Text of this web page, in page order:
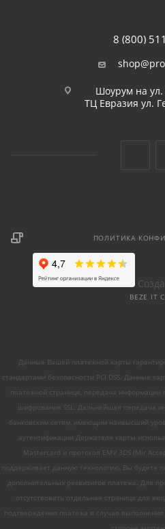
8 (800)
Шоурум на
ТЦ Евразия ул.
ПОЛИТИКА
BEZE IT
Данные Вашей платежной карты
стандартами безопасности PCI DSS. Данные
платежной странице, передача информации
шифрования SSL. Дальнейшая передача
банковским сетям, имеющим наивысший
аутентификации Держателя карты
Mastercard и протокол EMV 3DS (Mir
поддерживает данную технологию, Вы будете
дополнительных реквизитов платежа. Для
отсутствовать отдельная страница для
подтверждения платежа в случае